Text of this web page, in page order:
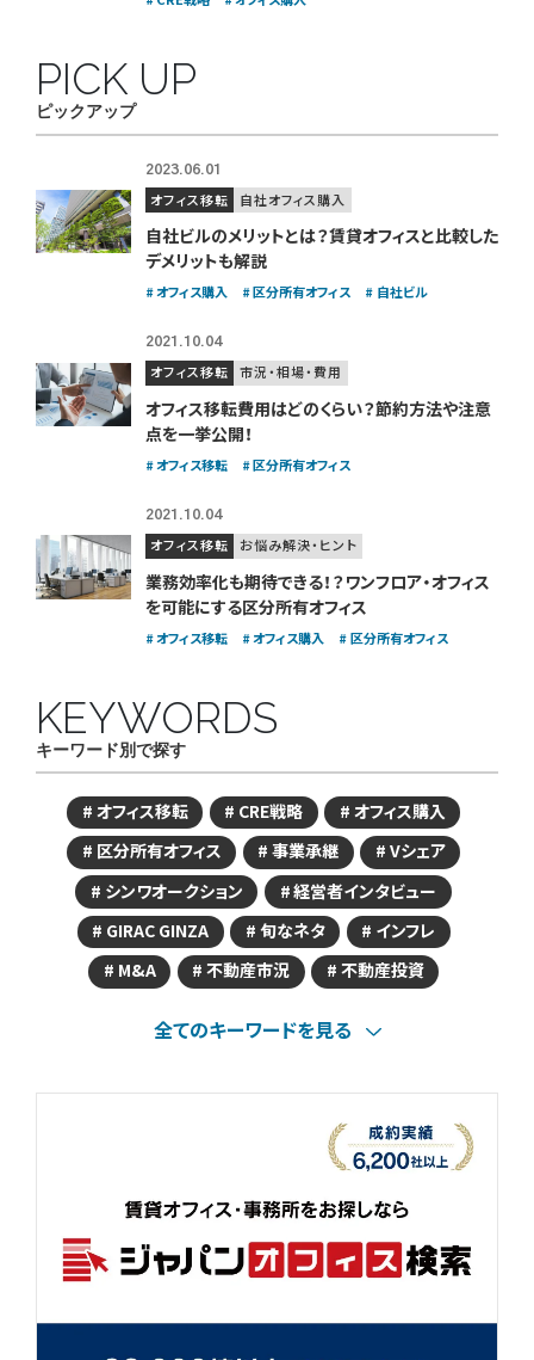
ピックアップ
PICK UP
2023.06.01
オフィス移転 自社オフィス購入
自社ビルのメリットとは？賃貸オフィスと比較した
デメリットも解説
オフィス購入 区分所有オフィス 自社ビル
2021.10.04
オフィス移転 市況・相場・費用
オフィス移転費用はどのくらい？節約方法や注意
点を一挙公開！
オフィス移転 区分所有オフィス
2021.10.04
オフィス移転 お悩み解決・ヒント
業務効率化も期待できる！？ ワンフロア・オフィス
を可能にする区分所有オフィス
オフィス移転 オフィス購入 区分所有オフィス
キーワード別で探す
KEYWORDS
オフィス移転 CRE戦略
オフィス購入
区分所有オフィス
事業承継
Vシェア
シンワオークション
経営者インタビュー
GIRAC GINZA
旬なネタ
インフレ
M&A
不動産市況 不動産投資
全てのキーワードを見る